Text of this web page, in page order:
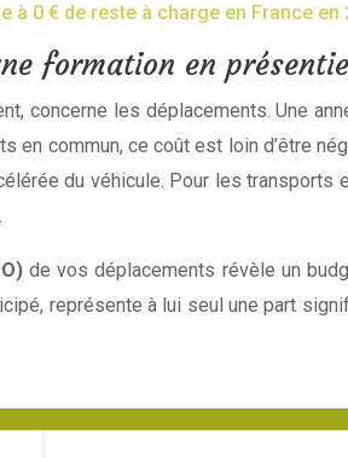
0 € de reste à charge en France en
formation en
concerne les déplacements. Une
en commun, ce coût est loin d’être
du véhicule. Pour les
de vos déplacements révèle un
représente à lui seul une part